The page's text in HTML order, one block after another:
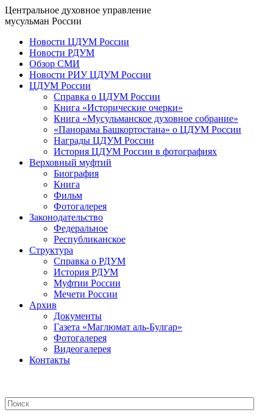
Центральное духовное управление
мусульман России
Новости ЦДУМ России
Новости РДУМ
Обзор СМИ
Новости РИУ ЦДУМ России
ЦДУМ России
Справка о ЦДУМ России
Книга «Исторические очерки»
Книга «Мусульманское духовное собрание»
«Панорама Башкортостана» о ЦДУМ России
Награды ЦДУМ России
История ЦДУМ России в фотографиях
Верховный муфтий
Биография
Книга
Фильм
Фотогалерея
Законодательство
Федеральное
Республиканское
Структура
Справка о РДУМ
История РДУМ
Муфтии России
Мечети России
Архив
Документы
Газета «Маглюмат аль-Булгар»
Фотогалерея
Видеогалерея
Контакты